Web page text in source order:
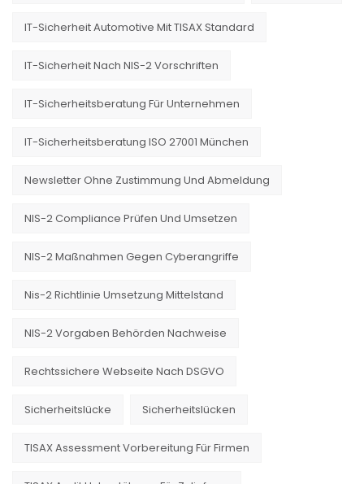
IT-Sicherheit Automotive Mit TISAX Standard
IT-Sicherheit Nach NIS-2 Vorschriften
IT-Sicherheitsberatung Für Unternehmen
IT-Sicherheitsberatung ISO 27001 München
Newsletter Ohne Zustimmung Und Abmeldung
NIS-2 Compliance Prüfen Und Umsetzen
NIS-2 Maßnahmen Gegen Cyberangriffe
Nis-2 Richtlinie Umsetzung Mittelstand
NIS-2 Vorgaben Behörden Nachweise
Rechtssichere Webseite Nach DSGVO
Sicherheitslücke Sicherheitslücken
TISAX Assessment Vorbereitung Für Firmen